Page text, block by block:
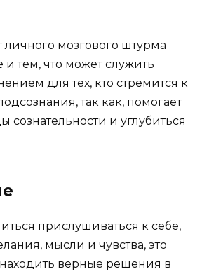
мозгового штурма
тем, что может служить
для тех, кто стремится к
так как, помогает
сознательности и углубиться
прислушиваться к себе,
мысли и чувства, это
верные решения в